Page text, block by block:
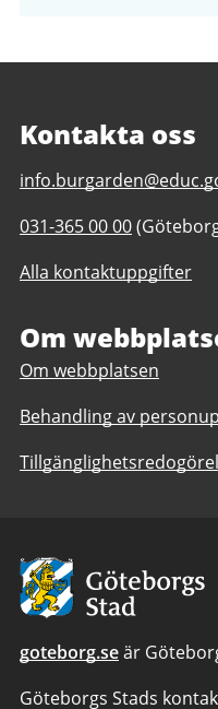
Kontakta oss
E-
till
Burgårdens
gymnasium
Telefonnummer
Burgårdens
031-365 00 00
Alla kontaktuppgifter
Om
Om webbplatsen
Behandling av
Avsändare:
Göteborgs
Stad
goteborg.seär
Göteborgs Stads